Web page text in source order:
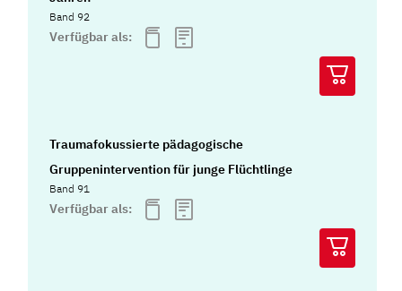
Band 92
Verfügbar als:
Traumafokussierte pädagogische
Gruppenintervention für junge Flüchtlinge
Band 91
Verfügbar als: